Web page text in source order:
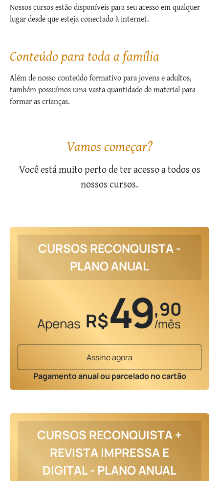
Nossos cursos estão disponíveis para seu acesso em qualquer
lugar desde que esteja conectado à internet.
Conteúdo para toda a família
Além de nosso conteúdo formativo para jovens e adultos,
também possuímos uma vasta quantidade de material para
formar as crianças.
Vamos começar?
Você está muito perto de ter acesso a todos os
nossos cursos.
CURSOS RECONQUISTA -
PLANO ANUAL
Apenas R$49,90
/mês
Assine agora
Pagamento anual ou parcelado no cartão
CURSOS RECONQUISTA +
REVISTA IMPRESSA E
DIGITAL - PLANO ANUAL